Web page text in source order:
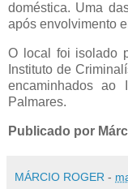
doméstica. Uma
após envolvimento
O local foi isolado
Instituto de
encaminhados ao
Palmares.
Publicado por
MÁRCIO ROGER -